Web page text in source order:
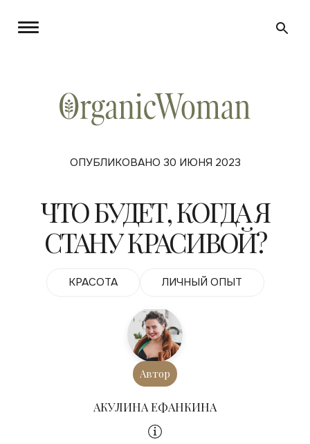
ОПУБЛИКОВАНО 30 ИЮНЯ 2023
ЧТО БУДЕТ, КОГДА Я
СТАНУ КРАСИВОЙ?
КРАСОТА ЛИЧНЫЙ ОПЫТ
Автор
АКУЛИНА ЕФАНКИНА